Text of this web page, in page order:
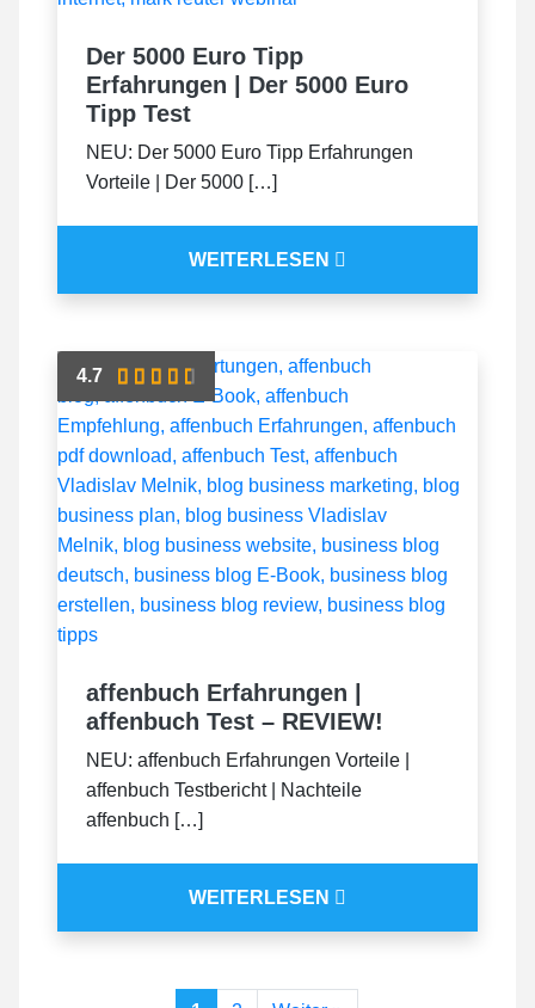
Der 5000 Euro Tipp
Erfahrungen | Der 5000 Euro
Tipp Test
NEU: Der 5000 Euro Tipp Erfahrungen
Vorteile | Der 5000 […]
WEITERLESEN
4.7
affenbuch Erfahrungen |
affenbuch Test – REVIEW!
NEU: affenbuch Erfahrungen Vorteile |
affenbuch Testbericht | Nachteile
affenbuch […]
WEITERLESEN